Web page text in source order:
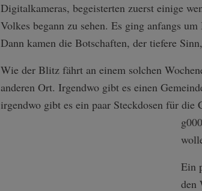
Digitalkameras, begeisterten zuerst einige
Volkes begann zu sehen. Es ging anfangs
Dann kamen die Botschaften, der tiefere
Wie der Blitz fährt an einem solchen
anderen Ort. Irgendwo gibt es einen
irgendwo gibt es ein paar Steckdosen für
Ein
den